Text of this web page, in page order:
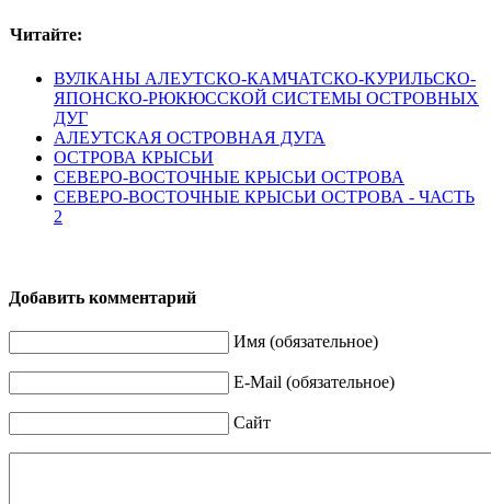
Читайте:
ВУЛКАНЫ АЛЕУТСКО-КАМЧАТСКО-КУРИЛЬСКО-
ЯПОНСКО-РЮКЮССКОЙ СИСТЕМЫ ОСТРОВНЫХ
ДУГ
АЛЕУТСКАЯ ОСТРОВНАЯ ДУГА
ОСТРОВА КРЫСЬИ
СЕВЕРО-ВОСТОЧНЫЕ КРЫСЬИ ОСТРОВА
СЕВЕРО-ВОСТОЧНЫЕ КРЫСЬИ ОСТРОВА - ЧАСТЬ
2
Добавить комментарий
Имя (обязательное)
E-Mail (обязательное)
Сайт